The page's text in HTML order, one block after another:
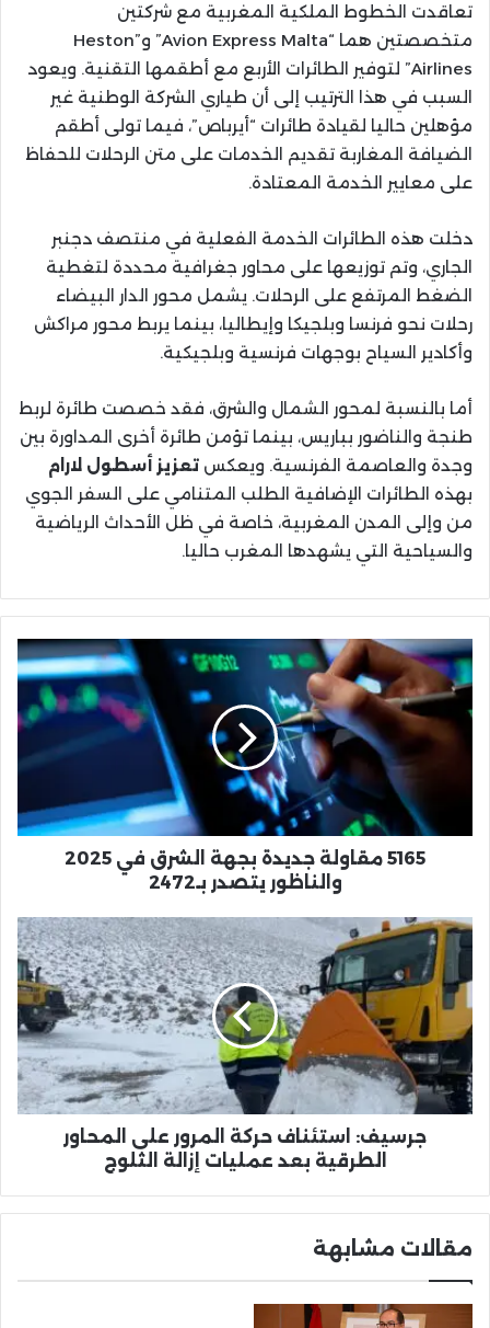
تعاقدت الخطوط الملكية المغربية مع شركتين
متخصصتين هما “Avion Express Malta” و”Heston
Airlines” لتوفير الطائرات الأربع مع أطقمها التقنية. ويعود
السبب في هذا الترتيب إلى أن طياري الشركة الوطنية غير
مؤهلين حاليا لقيادة طائرات “أيرباص”، فيما تولى أطقم
الضيافة المغاربة تقديم الخدمات على متن الرحلات للحفاظ
على معايير الخدمة المعتادة.
دخلت هذه الطائرات الخدمة الفعلية في منتصف دجنبر
الجاري، وتم توزيعها على محاور جغرافية محددة لتغطية
الضغط المرتفع على الرحلات. يشمل محور الدار البيضاء
رحلات نحو فرنسا وبلجيكا وإيطاليا، بينما يربط محور مراكش
وأكادير السياح بوجهات فرنسية وبلجيكية.
أما بالنسبة لمحور الشمال والشرق، فقد خصصت طائرة لربط
طنجة والناضور بباريس، بينما تؤمن طائرة أخرى المداورة بين
وجدة والعاصمة الفرنسية. ويعكس تعزيز أسطول لارام
بهذه الطائرات الإضافية الطلب المتنامي على السفر الجوي
من وإلى المدن المغربية، خاصة في ظل الأحداث الرياضية
والسياحية التي يشهدها المغرب حاليا.
5165
مقاولة
جديدة
بجهة
الشرق
والناظور
يتصدر
5165 مقاولة جديدة بجهة الشرق في 2025
والناظور يتصدر بـ2472
جرسيف:
استئناف
حركة
المرور
على
المحاور
الطرقية
بعد
عمليات
جرسيف: استئناف حركة المرور على المحاور
الطرقية بعد عمليات إزالة الثلوج
مقالات مشابهة